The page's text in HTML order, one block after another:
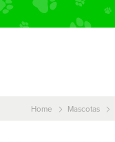
Home Mascotas